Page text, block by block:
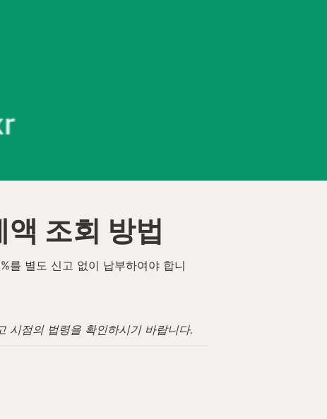
조회 방법
를 별도 신고 없이 납부하여야 합니
시점의 법령을 확인하시기 바랍니다.